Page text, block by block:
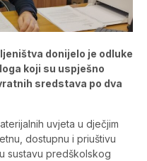
donijelo je odluke
koji su uspješno
sredstava po dva
uvjeta u dječjim
dostupnu i priuštivu
sustavu predškolskog